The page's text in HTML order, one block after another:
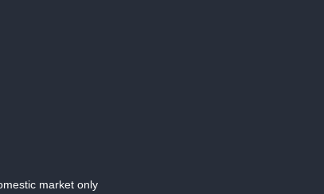
market only